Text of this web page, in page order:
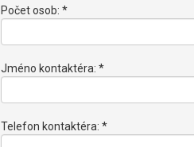
Počet osob: *
Jméno kontaktéra: *
Telefon kontaktéra: *